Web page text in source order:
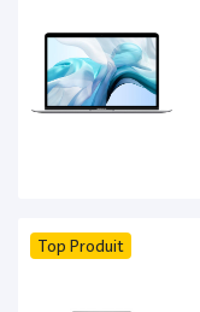
Top Produit